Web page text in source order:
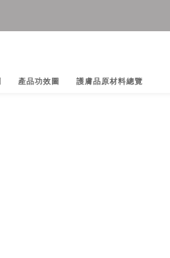
產品功效圖 護膚品原材料總覽